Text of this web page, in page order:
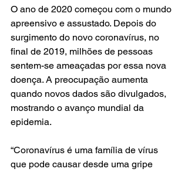
O ano de 2020 começou com o mundo
apreensivo e assustado. Depois do
surgimento do novo coronavírus, no
final de 2019, milhões de pessoas
sentem-se ameaçadas por essa nova
doença. A preocupação aumenta
quando novos dados são divulgados,
mostrando o avanço mundial da
epidemia.
“Coronavírus é uma família de vírus
que pode causar desde uma gripe